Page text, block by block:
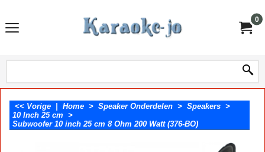
0
<< Vorige Home > Speaker Onderdelen > Speakers >
10 Inch 25 cm >
Subwoofer 10 inch 25 cm 8 Ohm 200 Watt (376-BO)